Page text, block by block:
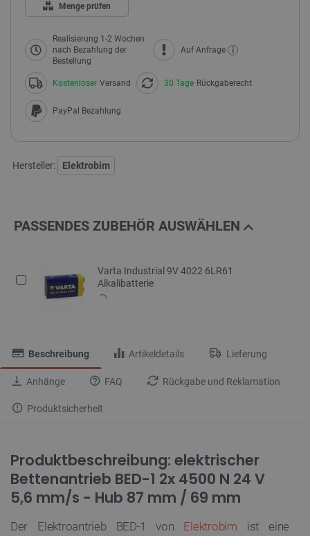
Menge prüfen
Realisierung 1-2 Wochen
nach Bezahlung der
Bestellung
Auf Anfrage i
Kostenloser Versand 30 Tage Rückgaberecht
PayPal Bezahlung
Hersteller: Elektrobim
PASSENDES ZUBEHÖR AUSWÄHLEN
Varta Industrial 9V 4022 6LR61
Alkalibatterie
Beschreibung Artikeldetails Lieferung
Anhänge FAQ Rückgabe und Reklamation
Produktsicherheit
Produktbeschreibung: elektrischer
Bettenantrieb BED-1 2x 4500 N 24 V
5,6 mm/s - Hub 87 mm / 69 mm
Der Elektroantrieb BED-1 von Elektrobim ist eine